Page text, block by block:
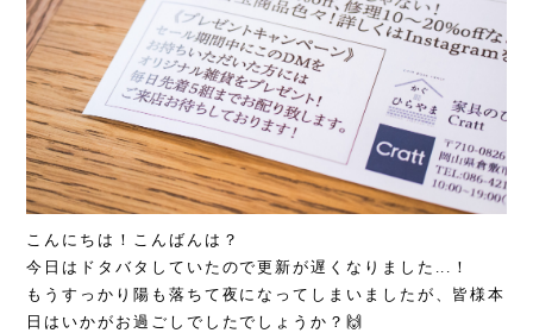
こんにちは！こんばんは？
今日はドタバタしていたので更新が遅くなりました...！
もうすっかり陽も落ちて夜になってしまいましたが、皆様本
日はいかがお過ごしでしたでしょうか？🙌